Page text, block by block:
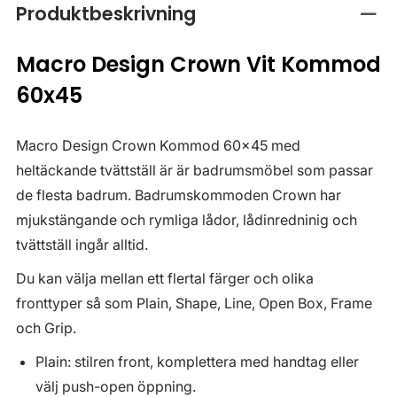
Produktbeskrivning
Macro Design Crown Vit Kommod
60x45
Macro Design Crown Kommod 60x45 med
heltäckande tvättställ är är badrumsmöbel som passar
de flesta badrum. Badrumskommoden Crown har
mjukstängande och rymliga lådor, lådinredninig och
tvättställ ingår alltid.
Du kan välja mellan ett flertal färger och olika
fronttyper så som Plain, Shape, Line, Open Box, Frame
och Grip.
Plain: stilren front, komplettera med handtag eller
välj push-open öppning.